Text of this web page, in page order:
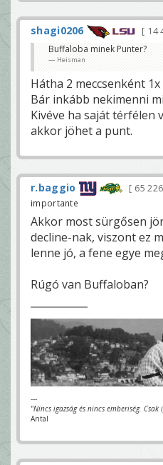
shagi0206
14
Buffaloba minek Punter?
Heisman
Hátha 2 meccsenként
Bár inkább nekimenni
Kivéve ha saját térfélen
akkor jöhet a punt.
r.baggio 65 226
importante
Akkor most sürgősen
decline-nak, viszont ez
lenne jó, a fene egye
Rúgó van Buffaloban?
---
"Nincs igazság és nincs emberiség.
Antal